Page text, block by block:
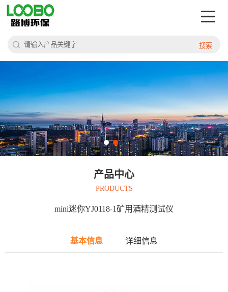
搜索
产品中心
PRODUCTS
mini迷你YJ0118-1矿用酒精测试仪
基本信息 详细信息